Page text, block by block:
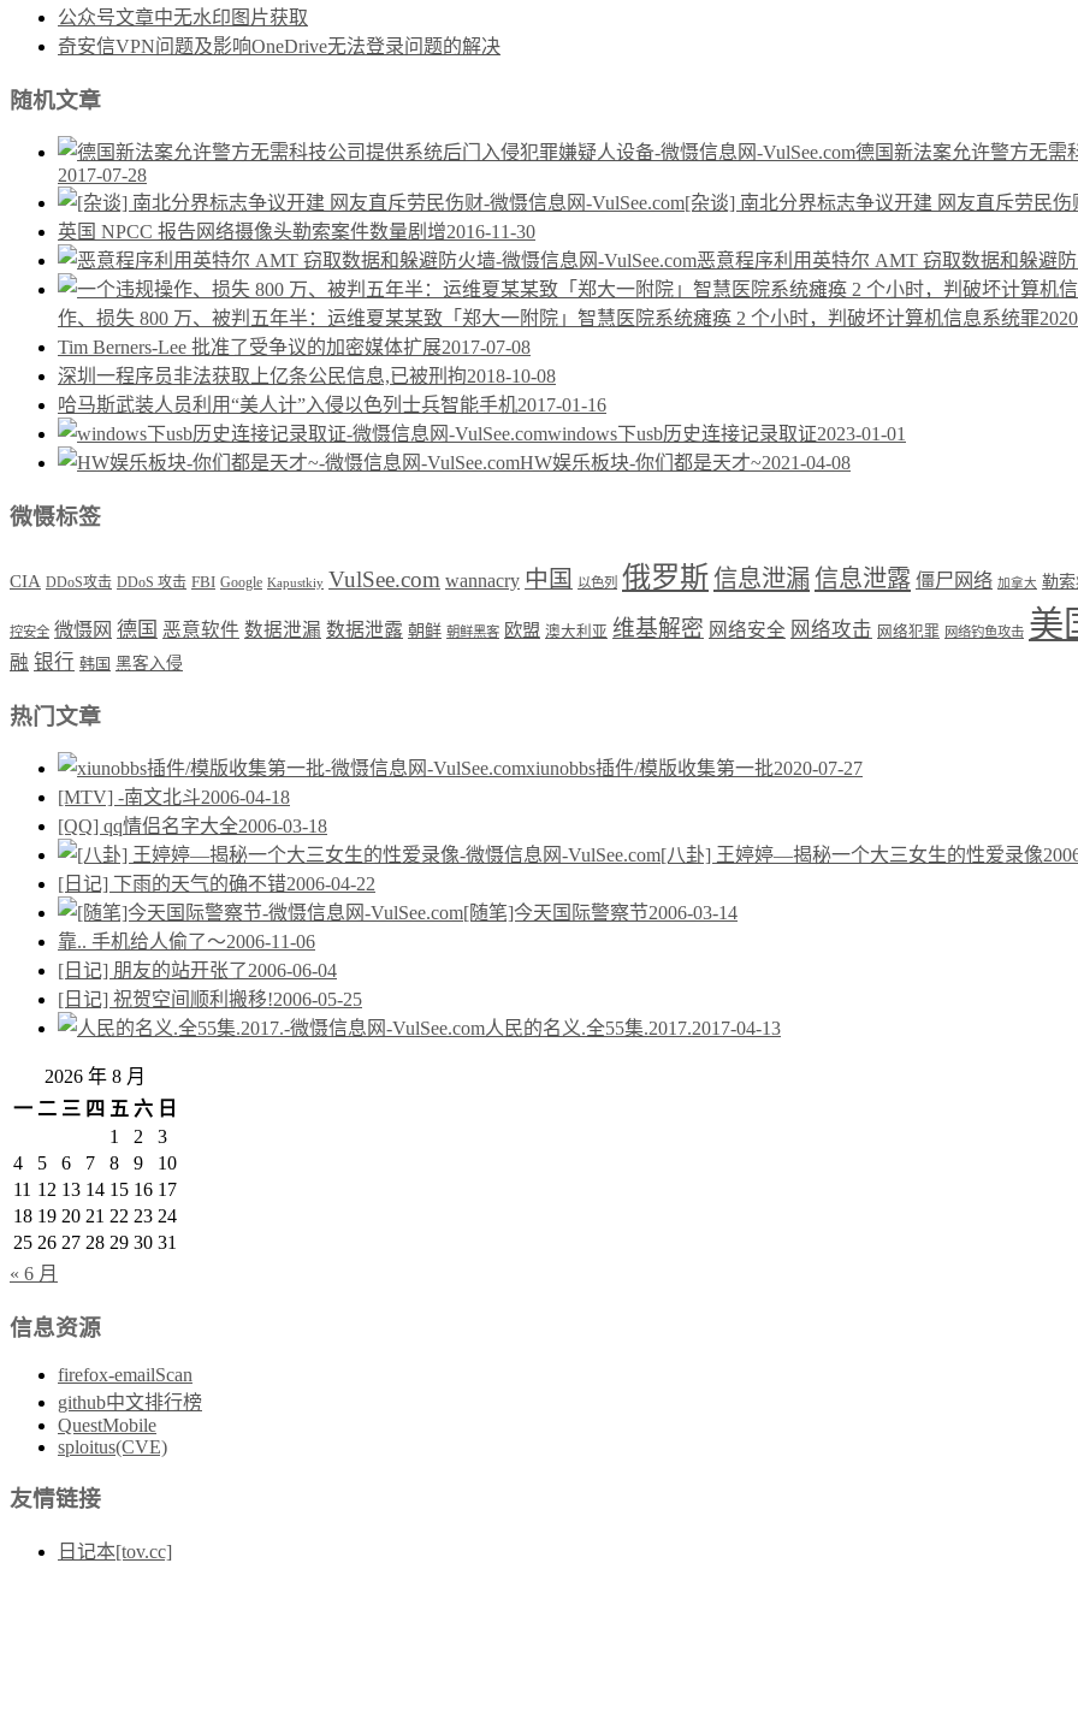
公众号文章中无水印图片获取
奇安信VPN问题及影响OneDrive无法登录问题的解决
随机文章
德国新法案允许警方无需
2017-07-28
[杂谈] 南北分界标志争议开建 网友直斥劳民伤
英国 NPCC 报告网络摄像头勒索案件数量剧增2016-11-30
恶意程序利用英特尔 AMT 窃取数据和躲避
作、损失 800 万、被判五年半：运维夏某某致「郑大一附院」智慧医院系统瘫痪 2 个小时，判破坏计算机信息系统罪
Tim Berners-Lee 批准了受争议的加密媒体扩展2017-07-08
深圳一程序员非法获取上亿条公民信息,已被刑拘2018-10-08
哈马斯武装人员利用“美人计”入侵以色列士兵智能手机2017-01-16
windows下usb历史连接记录取证2023-01-01
HW娱乐板块-你们都是天才~2021-04-08
微慑标签
CIA DDoS攻击 DDoS 攻击 FBI Google Kapustkiy VulSee.com wannacry 中国 以色列 俄罗斯信息泄漏信息泄露 僵尸网络 加拿大 勒
控安全 微慑网 德国 恶意软件 数据泄漏 数据泄露 朝鲜 朝鲜黑客 欧盟 澳大利亚 维基解密 网络安全 网络攻击 网络犯罪 网络钓鱼攻击 美
融 银行 韩国 黑客入侵
热门文章
xiunobbs插件/模版收集第一批2020-07-27
[MTV] -南文北斗2006-04-18
[QQ] qq情侣名字大全2006-03-18
[八卦] 王婷婷—揭秘一个大三女生的性爱录像
[日记] 下雨的天气的确不错2006-04-22
[随笔]今天国际警察节2006-03-14
靠.. 手机给人偷了～2006-11-06
[日记] 朋友的站开张了2006-06-04
[日记] 祝贺空间顺利搬移!2006-05-25
人民的名义.全55集.2017.2017-04-13
2026 年 8 月
一 二 三 四 五 六 日
1
2
3
4
5 6 7 8 9
10
11 12 13 14 15 16 17
18 19 20 21 22 23 24
25 26 27 28 29 30 31
« 6 月
信息资源
firefox-emailScan
github中文排行榜
QuestMobile
sploitus(CVE)
友情链接
日记本[tov.cc]